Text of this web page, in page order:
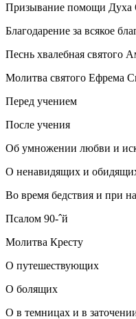
Призывание помощи Духа
Благодарение за всякое
Песнь хвалебная святого
Молитва святого Ефрема
Перед учением
После учения
Об умножении любви и
О ненавидящих и
Во время бедствия и при
Псалом 90-ˆй
Молитва Кресту
О путешествующих
О болящих
О в темницах и в